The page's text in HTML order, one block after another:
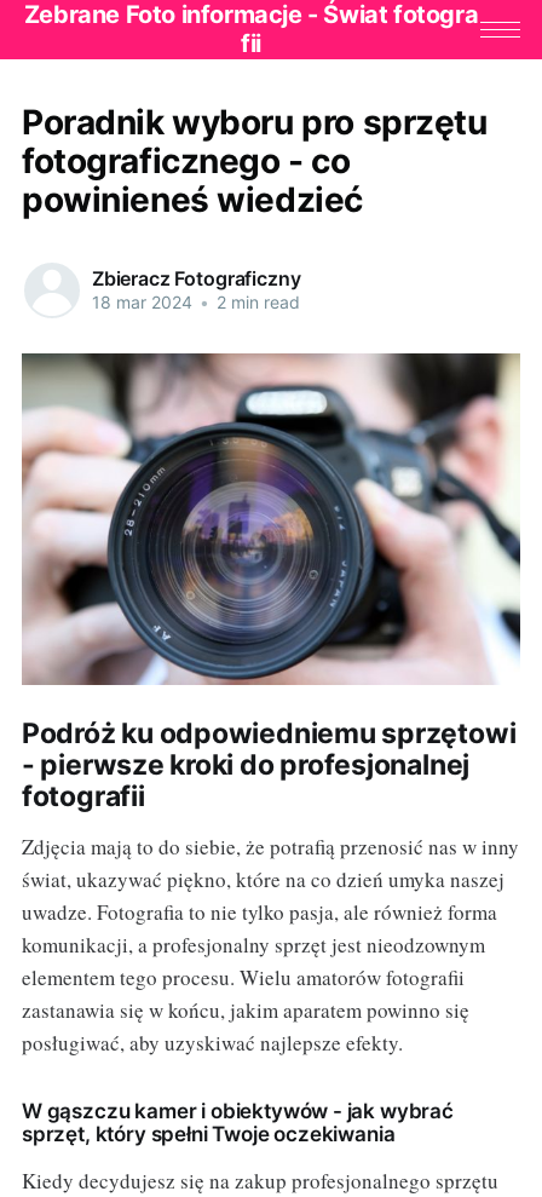
Zebrane Foto informacje - Świat fotogra
fii
Poradnik wyboru pro sprzętu
fotograficznego - co
powinieneś wiedzieć
Zbieracz Fotograficzny
18 mar 2024 • 2 min read
Podróż ku odpowiedniemu sprzętowi
- pierwsze kroki do profesjonalnej
fotografii
Zdjęcia mają to do siebie, że potrafią przenosić nas w inny
świat, ukazywać piękno, które na co dzień umyka naszej
uwadze. Fotografia to nie tylko pasja, ale również forma
komunikacji, a profesjonalny sprzęt jest nieodzownym
elementem tego procesu. Wielu amatorów fotografii
zastanawia się w końcu, jakim aparatem powinno się
posługiwać, aby uzyskiwać najlepsze efekty.
W gąszczu kamer i obiektywów - jak wybrać
sprzęt, który spełni Twoje oczekiwania
Kiedy decydujesz się na zakup profesjonalnego sprzętu